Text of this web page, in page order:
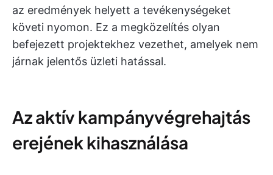
az eredmények helyett a tevékenységeket
követi nyomon. Ez a megközelítés olyan
befejezett projektekhez vezethet, amelyek nem
járnak jelentős üzleti hatással.
Az aktív kampányvégrehajtás
erejének kihasználása